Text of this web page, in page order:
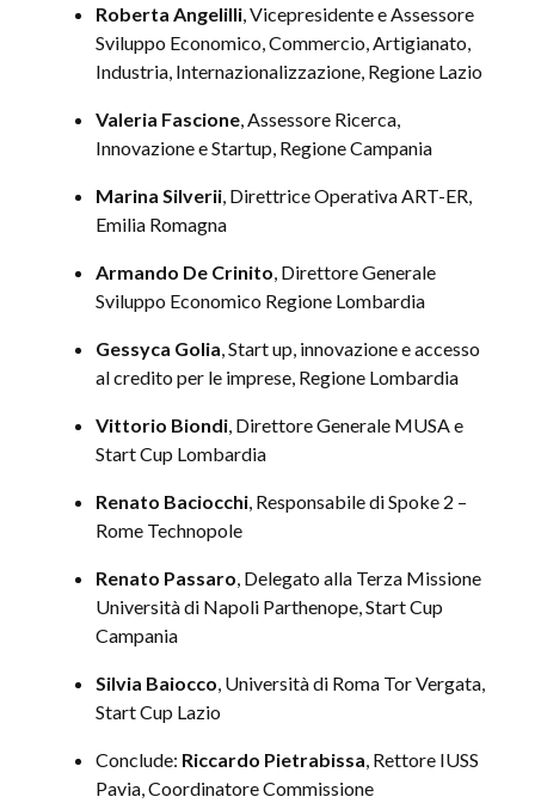
Roberta Angelilli , Vicepresidente e Assessore
Sviluppo Economico, Commercio, Artigianato,
Industria, Internazionalizzazione, Regione Lazio
Valeria Fascione , Assessore Ricerca,
Innovazione e Startup, Regione Campania
Marina Silverii , Direttrice Operativa ART-ER,
Emilia Romagna
Armando De Crinito , Direttore Generale
Sviluppo Economico Regione Lombardia
Gessyca Golia , Start up, innovazione e accesso
al credito per le imprese, Regione Lombardia
Vittorio Biondi , Direttore Generale MUSA e
Start Cup Lombardia
Renato Baciocchi , Responsabile di Spoke 2 –
Rome Technopole
Renato Passaro , Delegato alla Terza Missione
Università di Napoli Parthenope, Start Cup
Campania
Silvia Baiocco , Università di Roma Tor Vergata,
Start Cup Lazio
Conclude: Riccardo Pietrabissa , Rettore IUSS
Pavia, Coordinatore Commissione